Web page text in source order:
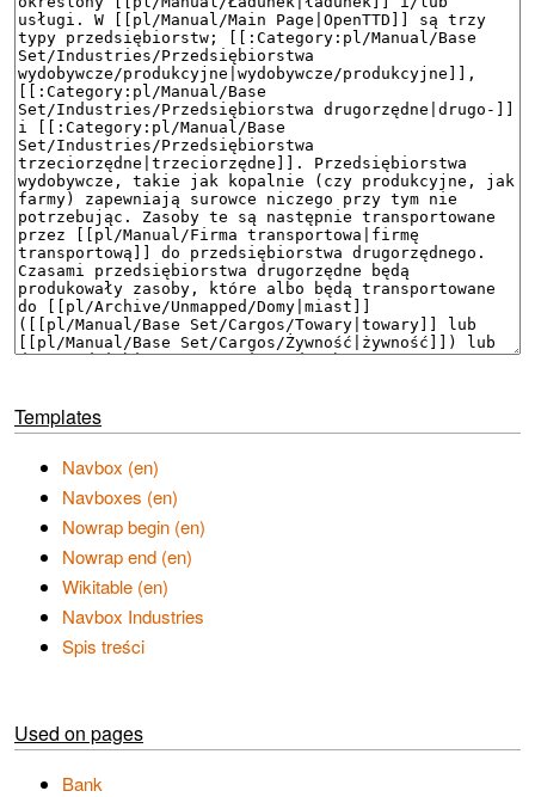
Templates
Navbox (en)
Navboxes (en)
Nowrap begin (en)
Nowrap end (en)
Wikitable (en)
Navbox Industries
Spis treści
Used on pages
Bank